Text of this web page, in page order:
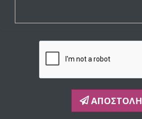
ΑΠΟΣΤΟΛΉ